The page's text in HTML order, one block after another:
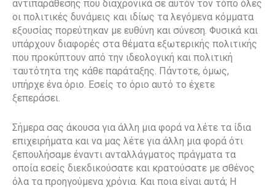
αντιπαράθεσης που διαχρονικά σε αυτόν τον τόπο όλες
οι πολιτικές δυνάμεις και ιδίως τα λεγόμενα κόμματα
εξουσίας πορεύτηκαν με ευθύνη και σύνεση. Φυσικά και
υπάρχουν διαφορές στα θέματα εξωτερικής πολιτικής
που προκύπτουν από την ιδεολογική και πολιτική
ταυτότητα της κάθε παράταξης. Πάντοτε, όμως,
υπήρχε ένα όριο. Εσείς το όριο αυτό το έχετε
ξεπεράσει.
Σήμερα σας άκουσα για άλλη μια φορά να λέτε τα ίδια
επιχειρήματα και να μας λέτε για άλλη μια φορά ότι
ξεπουλήσαμε έναντι ανταλλάγματος πράγματα τα
οποία εσείς διεκδικούσατε και κρατούσατε με σθένος
όλα τα προηγούμενα χρόνια. Και ποια είναι αυτά; Η